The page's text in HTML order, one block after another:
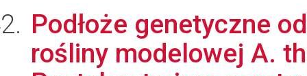
Podłoże genetyczne
rośliny modelowej A.